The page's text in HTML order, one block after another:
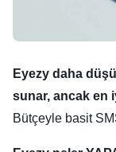
Eyezy daha
sunar, ancak en
Bütçeyle basit